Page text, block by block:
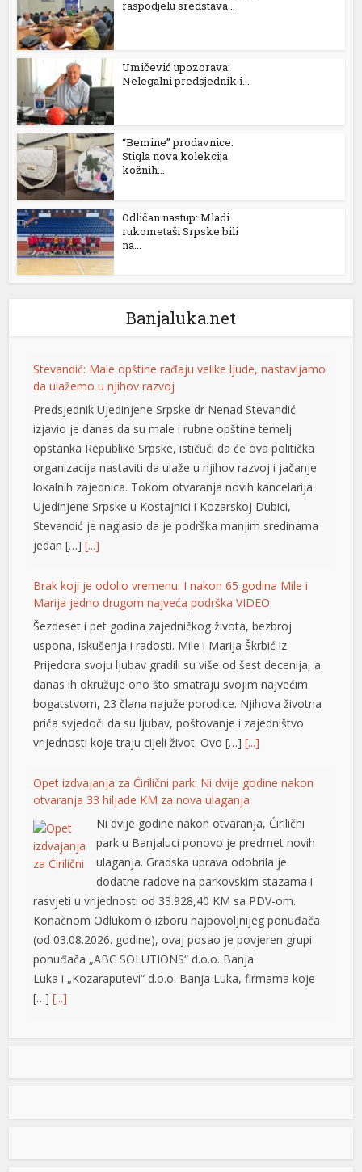
raspodjelu sredstava...
Umičević upozorava:
Nelegalni predsjednik i...
“Bemine” prodavnice:
Stigla nova kolekcija
kožnih...
Odličan nastup: Mladi
rukometaši Srpske bili
na...
Banjaluka.net
Stevandić: Male opštine rađaju velike ljude, nastavljamo
da ulažemo u njihov razvoj
Predsjednik Ujedinjene Srpske dr Nenad Stevandić
izjavio je danas da su male i rubne opštine temelj
opstanka Republike Srpske, ističući da će ova politička
organizacija nastaviti da ulaže u njihov razvoj i jačanje
lokalnih zajednica. Tokom otvaranja novih kancelarija
Ujedinjene Srpske u Kostajnici i Kozarskoj Dubici,
Stevandić je naglasio da je podrška manjim sredinama
jedan […][...]
Brak koji je odolio vremenu: I nakon 65 godina Mile i
Marija jedno drugom najveća podrška VIDEO
Šezdeset i pet godina zajedničkog života, bezbroj
uspona, iskušenja i radosti. Mile i Marija Škrbić iz
Prijedora svoju ljubav gradili su više od šest decenija, a
danas ih okružuje ono što smatraju svojim najvećim
bogatstvom, 23 člana najuže porodice. Njihova životna
priča svjedoči da su ljubav, poštovanje i zajedništvo
vrijednosti koje traju cijeli život. Ovo […][...]
Opet izdvajanja za Ćirilični park: Ni dvije godine nakon
otvaranja 33 hiljade KM za nova ulaganja
Ni dvije godine nakon otvaranja, Ćirilični
park u Banjaluci ponovo je predmet novih
ulaganja. Gradska uprava odobrila je
dodatne radove na parkovskim stazama i
rasvjeti u vrijednosti od 33.928,40 KM sa PDV-om.
Konačnom Odlukom o izboru najpovoljnijeg ponuđača
(od 03.08.2026. godine), ovaj posao je povjeren grupi
ponuđača „ABC SOLUTIONS“ d.o.o. Banja
Luka i „Kozaraputevi“ d.o.o. Banja Luka, firmama koje
[…][...]
Preminuo Drago Galić: Euroherc se oprašta od jednog
U 73. godini preminuo je Drago Galić iz
Euroherca te dugogodišnji rukovodioca u
1954. godine u Ljubotićima, a veći dio života proveo je u